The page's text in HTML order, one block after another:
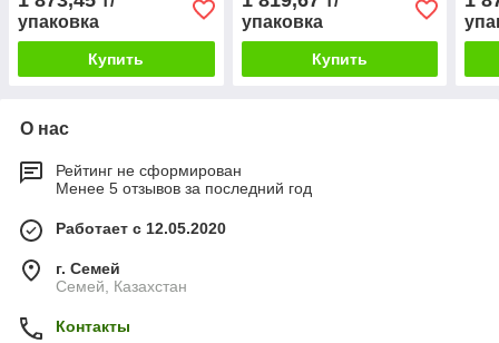
упаковка
Купить
упаковка
Купить
О нас
Рейтинг не сформирован
Менее 5 отзывов за последний год
Работает с 12.05.2020
г. Семей
Семей, Казахстан
Контакты